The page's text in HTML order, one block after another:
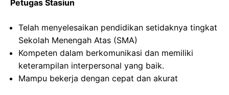
Petugas Stasiun
Telah menyelesaikan pendidikan setidaknya tingkat
Sekolah Menengah Atas (SMA)
Kompeten dalam berkomunikasi dan memiliki
keterampilan interpersonal yang baik.
Mampu bekerja dengan cepat dan akurat